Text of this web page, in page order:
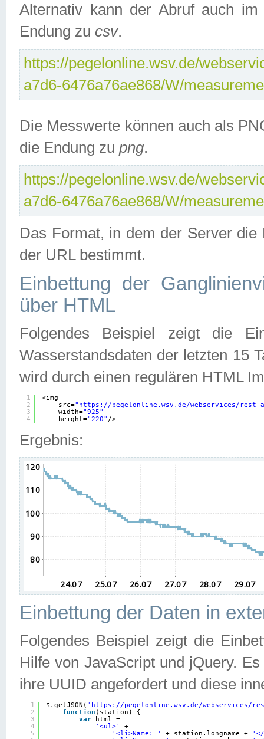
Alternativ kann der Abruf auch
Endung zu csv.
https://pegelonline.wsv.de/
a7d6-6476a76ae868/W/
Die Messwerte können auch als
die Endung zu png.
https://pegelonline.wsv.de/
a7d6-6476a76ae868/W/
Das Format, in dem der Server
der URL bestimmt.
Einbettung der
über HTML
Folgendes Beispiel zeigt die
Wasserstandsdaten der letzten 15
wird durch einen regulären HTML
1
2
3
4
<img
src=" https://pegelonline.wsv.de/webservices/rest-
width="925"
height="220" />
Ergebnis:
Einbettung der Daten in
Folgendes Beispiel zeigt die
Hilfe von JavaScript und jQuery.
ihre UUID angefordert und diese
1
2
3
4
5
$.getJSON( ' https://pegelonline.wsv.de/webservices/
function (station) {
var
html =
'<ul>'
+
'<li>Name: '
+ station.longname +